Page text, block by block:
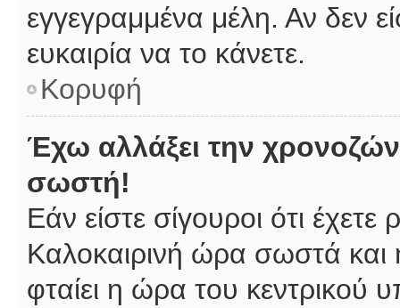
εγγεγραμμένα μέλη. Αν δεν
ευκαιρία να το κάνετε.
Κορυφή
Έχω αλλάξει την
σωστή!
Εάν είστε σίγουροι ότι
Καλοκαιρινή ώρα σωστά και
φταίει η ώρα του κεντρικού